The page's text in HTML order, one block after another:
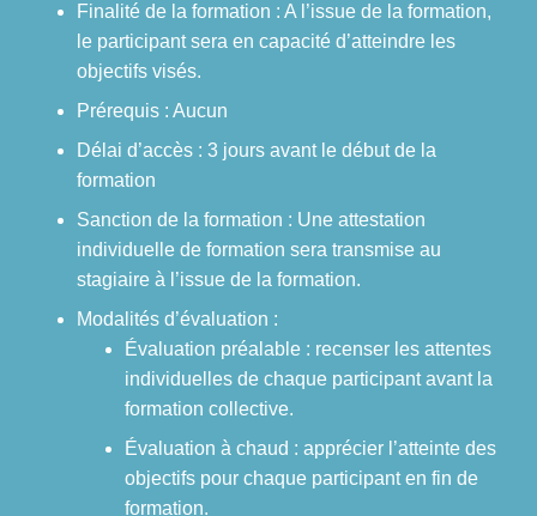
Finalité de la formation : A l’issue de la formation,
le participant sera en capacité d’atteindre les
objectifs visés.
Prérequis : Aucun
Délai d’accès : 3 jours avant le début de la
formation
Sanction de la formation : Une attestation
individuelle de formation sera transmise au
stagiaire à l’issue de la formation.
Modalités d’évaluation :
Évaluation préalable : recenser les attentes
individuelles de chaque participant avant la
formation collective.
Évaluation à chaud : apprécier l’atteinte des
objectifs pour chaque participant en fin de
formation.